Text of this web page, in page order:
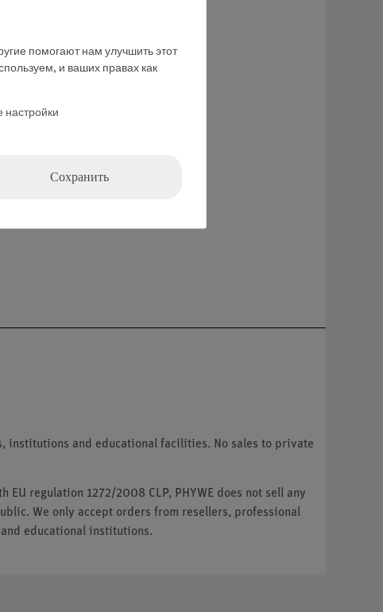
institutions and educational facilities. No sales to private
EU regulation 1272/2008 CLP, PHYWE does not sell any
We only accept orders from resellers, professional
educational institutions.
помогают нам улучшить этот
и ваших правах как
настройки
Сохранить